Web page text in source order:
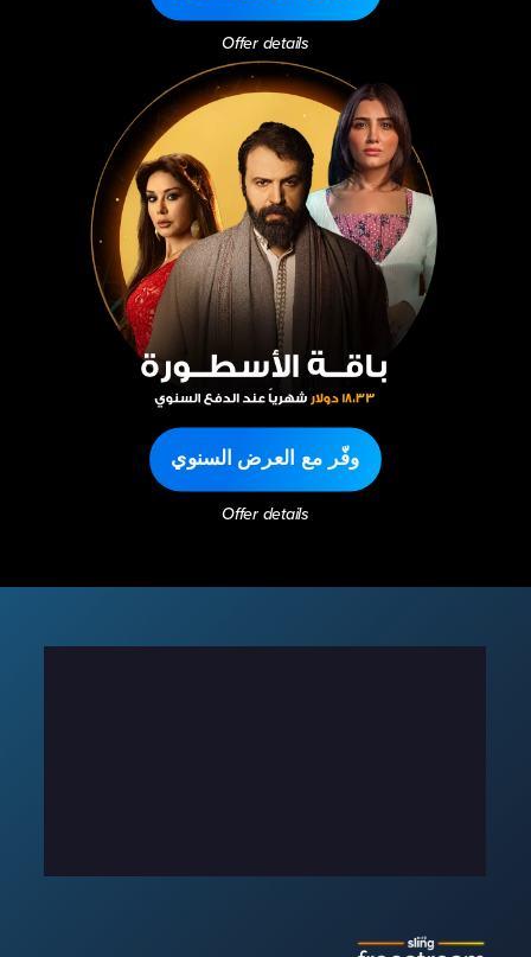
Offer details
وفّر مع العرض السنوي
Offer details